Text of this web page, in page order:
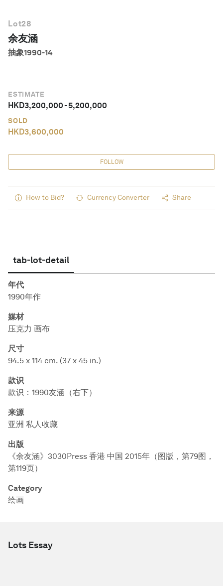
Lot28
余友涵
抽象1990-14
ESTIMATE
HKD3,200,000-5,200,000
SOLD
HKD3,600,000
FOLLOW
How to Bid? Currency Converter Share
tab-lot-detail
年代
1990年作
媒材
压克力 画布
尺寸
94.5 x 114 cm. (37 x 45 in.)
款识
款识：1990友涵（右下）
来源
亚洲 私人收藏
出版
《余友涵》3030Press 香港 中国 2015年（图版，第79图，
第119页）
Category
绘画
Lots Essay